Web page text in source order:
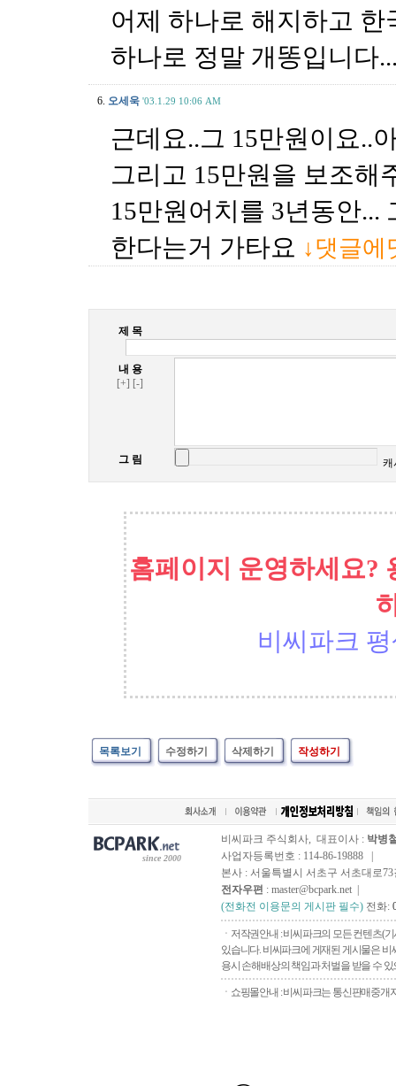
어제 하나로 해지하고
하나로 정말 개똥입니다
6. 오세욱 '03.1.29 10:06 AM
근데요..그 15만원이요..
그리고 15만원을 보조해
15만원어치를 3년동안...
한다는거 가타요 ↓댓글에
제 목
내 용
[+] [-]
그 림 캐
홈페이지 운영하세요?
비씨파크
목록보기 수정하기 삭제하기 작성하기
since 2000
비씨파크 주식회사, 대표이사 : 박병
사업자등록번호 : 114-86-19888 |
본사 : 서울특별시 서초구 서초대로73
전자우편 : master@bcpark.net |
(전화전 이용문의 게시판 필수) 전화:
ㆍ저작권안내 : 비씨파크의 모든 컨텐츠(
있습니다. 비씨파크에 게재된 게시물은
용시 손해배상의 책임과 처벌을 받을 수
ㆍ쇼핑몰안내 : 비씨파크는 통신판매중개